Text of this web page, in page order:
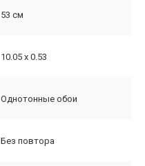
53 см
10.05 х 0.53
Однотонные обои
Без повтора